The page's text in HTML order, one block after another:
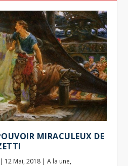
MIRACULEUX DE
| 12 Mai, 2018 |A la une,